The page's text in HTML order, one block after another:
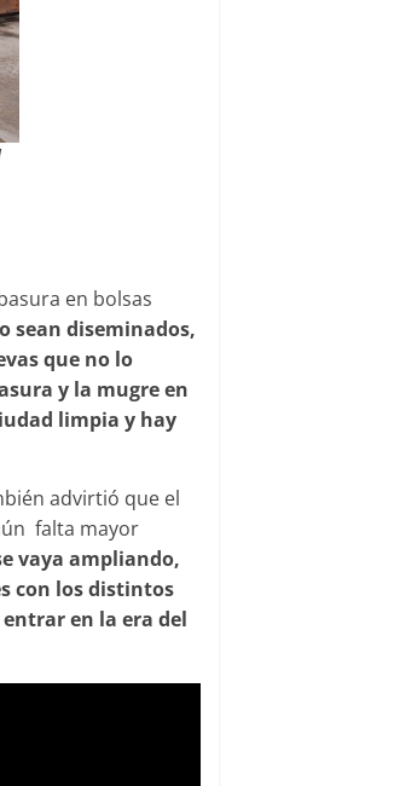
en bolsas
sean diseminados,
que no lo
y la mugre en
limpia y hay
advirtió que el
falta mayor
vaya ampliando,
con los distintos
en la era del